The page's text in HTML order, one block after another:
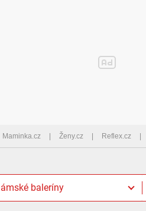
Maminka.cz Ženy.cz Reflex.cz
baleríny